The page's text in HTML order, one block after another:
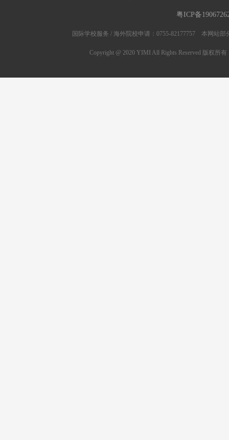
粤ICP备
国际学校服务 / 海外院校申请：0755-82177757 本网站
Copyright @ 2020 YIMI All Rights Reserved 版权所